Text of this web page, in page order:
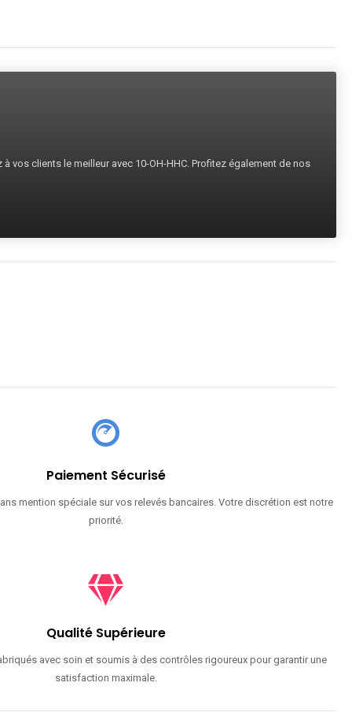
clients le meilleur avec 10-OH-HHC. Profitez également de nos
Paiement Sécurisé
mention spéciale sur vos relevés bancaires. Votre discrétion est notre
priorité.
Qualité Supérieure
avec soin et soumis à des contrôles rigoureux pour garantir une
satisfaction maximale.